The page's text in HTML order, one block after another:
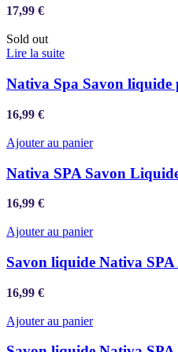
17,99 €
Sold out
Lire la suite
Nativa Spa Savon liquide
16,99 €
Ajouter au panier
Nativa SPA Savon
16,99 €
Ajouter au panier
Savon liquide Nativa SPA
16,99 €
Ajouter au panier